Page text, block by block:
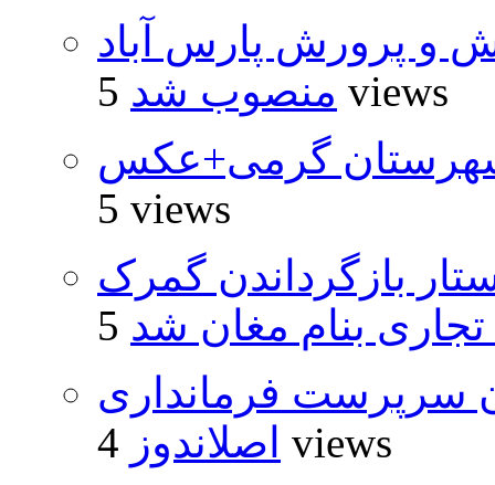
و پرورش پارس آباد
منصوب شد 5 views
گرمی+عکس
5 views
بازگرداندن گمرک
تجاری بنام مغان شد
سرپرست فرمانداری
اصلاندوز 4 views